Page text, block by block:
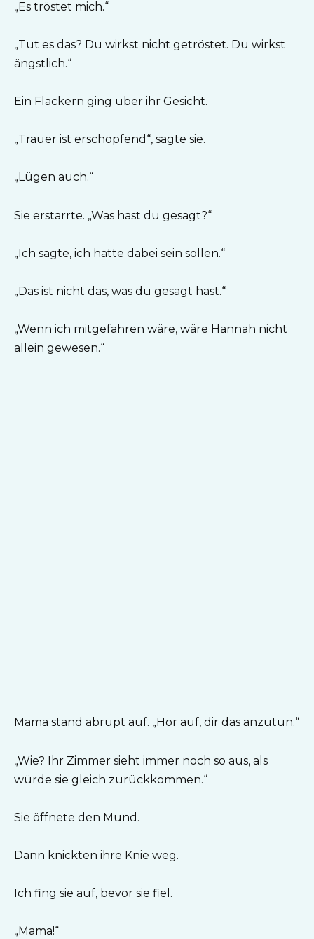
„Es tröstet mich.“
„Tut es das? Du wirkst nicht getröstet. Du wirkst
ängstlich.“
Ein Flackern ging über ihr Gesicht.
„Trauer ist erschöpfend“, sagte sie.
„Lügen auch.“
Sie erstarrte. „Was hast du gesagt?“
„Ich sagte, ich hätte dabei sein sollen.“
„Das ist nicht das, was du gesagt hast.“
„Wenn ich mitgefahren wäre, wäre Hannah nicht
allein gewesen.“
Mama stand abrupt auf. „Hör auf, dir das anzutun.“
„Wie? Ihr Zimmer sieht immer noch so aus, als
würde sie gleich zurückkommen.“
Sie öffnete den Mund.
Dann knickten ihre Knie weg.
Ich fing sie auf, bevor sie fiel.
„Mama!“